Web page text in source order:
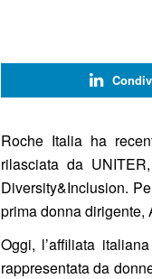
Roche Italia ha
rilasciata da
Diversity&Inclusion.
prima donna dirigente,
Oggi, l’affiliata
rappresentata da